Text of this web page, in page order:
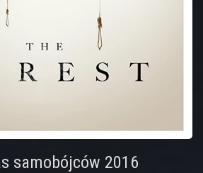
samobójców 2016